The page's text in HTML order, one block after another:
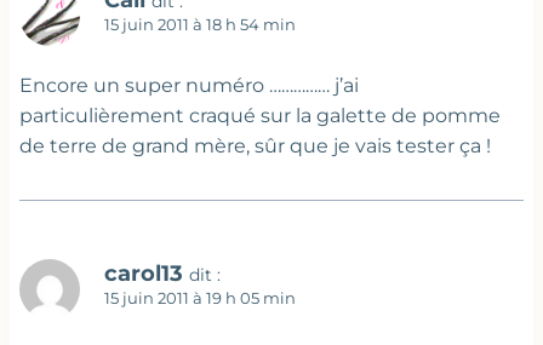
15 juin 2011 à 18 h 54 min
Encore un super numéro …………… j’ai
particulièrement craqué sur la galette de pomme
de terre de grand mère, sûr que je vais tester ça !
carol13 dit :
15 juin 2011 à 19 h 05 min